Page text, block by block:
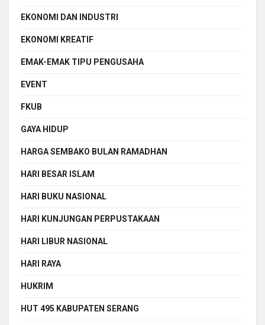
EKONOMI DAN INDUSTRI
EKONOMI KREATIF
EMAK-EMAK TIPU PENGUSAHA
EVENT
FKUB
GAYA HIDUP
HARGA SEMBAKO BULAN RAMADHAN
HARI BESAR ISLAM
HARI BUKU NASIONAL
HARI KUNJUNGAN PERPUSTAKAAN
HARI LIBUR NASIONAL
HARI RAYA
HUKRIM
HUT 495 KABUPATEN SERANG